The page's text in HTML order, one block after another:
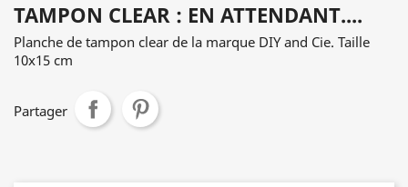
TAMPON CLEAR : EN ATTENDANT....
Planche de tampon clear de la marque DIY and Cie. Taille
10x15 cm
Partager